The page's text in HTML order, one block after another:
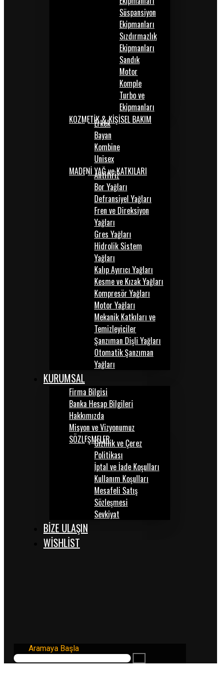
Süspansiyon
Ekipmanları
Sızdırmazlık
Ekipmanları
Sandık
Motor
Komple
Turbo ve
Ekipmanları
KOZMETİK & KİŞİSEL BAKIM
Erkek
Bayan
Kombine
Unisex
MADENİ YAĞ ve KATKILARI
Antifiriz
Bor Yağları
Defransiyel Yağları
Fren ve Direksiyon
Yağları
Gres Yağları
Hidrolik Sistem
Yağları
Kalıp Ayırıcı Yağları
Kesme ve Kızak Yağları
Kompresör Yağları
Motor Yağları
Mekanik Katkıları ve
Temizleyiciler
Şanzıman Dişli Yağları
Otomatik Şanzıman
Yağları
KURUMSAL
Firma Bilgisi
Banka Hesap Bilgileri
Hakkımızda
Misyon ve Vizyonumuz
SÖZLEŞMELERGizlilik ve Çerez
Politikası
İptal ve İade Koşulları
Kullanım Koşulları
Mesafeli Satış
Sözleşmesi
Sevkiyat
BİZE ULAŞIN
WISHLIST
Aramaya Başla